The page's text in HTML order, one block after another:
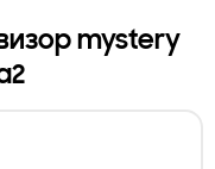
mystery